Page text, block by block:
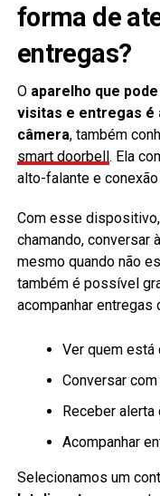
forma de
entregas?
O aparelho que
visitas e entregas é
câmera, também
smart doorbell. Ela
alto-falante e
Com esse
chamando, conversar
mesmo quando não
também é possível
acompanhar entregas
Ver quem está
Conversar
Receber alerta
Acompanhar
Selecionamos um